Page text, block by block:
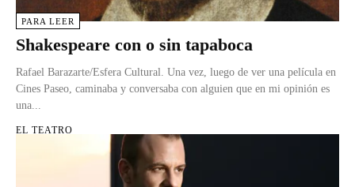
PARA LEER
Shakespeare con o sin tapaboca
Rafael Barazarte/Esfera Cultural. Una vez, luego de ver una película en
Cines Paseo, caminaba y conversaba con alguien que en mi opinión es
una...
EL TEATRO